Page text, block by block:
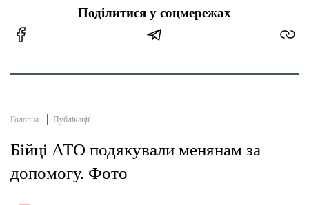
Поділитися у соцмережах
Головна Публікації
Бійці АТО подякували менянам за
допомогу. Фото